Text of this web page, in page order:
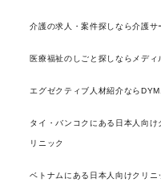
介護の求人・案件探しなら介護サ
医療福祉のしごと探しならメディ
エグゼクティブ人材紹介ならDYM
タイ・バンコクにある日本人向
リニック
ベトナムにある日本人向けクリ